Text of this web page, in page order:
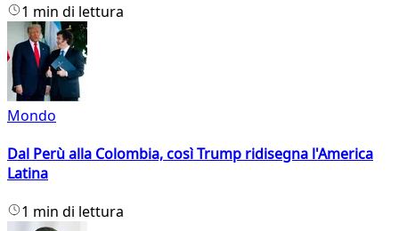
1 min di lettura
Mondo
Dal Perù alla Colombia, così Trump ridisegna l'America
Latina
1 min di lettura